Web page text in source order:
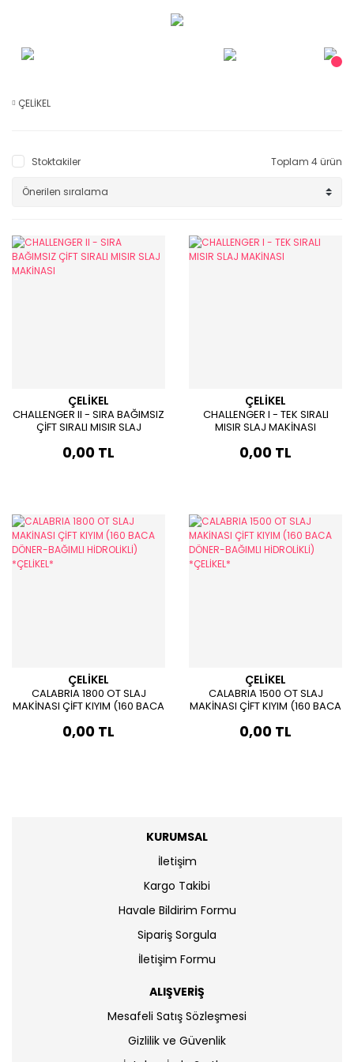
ÇELİKEL
Stoktakiler Toplam 4 ürün
ÇELİKEL
CHALLENGER II - SIRA BAĞIMSIZ
ÇİFT SIRALI MISIR SLAJ
0,00 TL
ÇELİKEL
CHALLENGER I - TEK SIRALI
MISIR SLAJ MAKİNASI
0,00 TL
ÇELİKEL
CALABRIA 1800 OT SLAJ
MAKİNASI ÇİFT KIYIM (160 BACA
*ÇELİKEL*
0,00 TL
ÇELİKEL
CALABRIA 1500 OT SLAJ
MAKİNASI ÇİFT KIYIM (160 BACA
*ÇELİKEL*
0,00 TL
KURUMSAL
İletişim
Kargo Takibi
Havale Bildirim Formu
Sipariş Sorgula
İletişim Formu
ALIŞVERİŞ
Mesafeli Satış Sözleşmesi
Gizlilik ve Güvenlik